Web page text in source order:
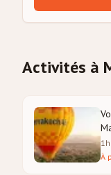
Activités à
À